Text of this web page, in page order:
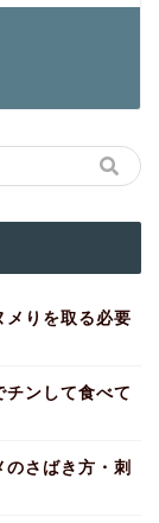
メりを取る必要
チンして食べて
のさばき方・刺